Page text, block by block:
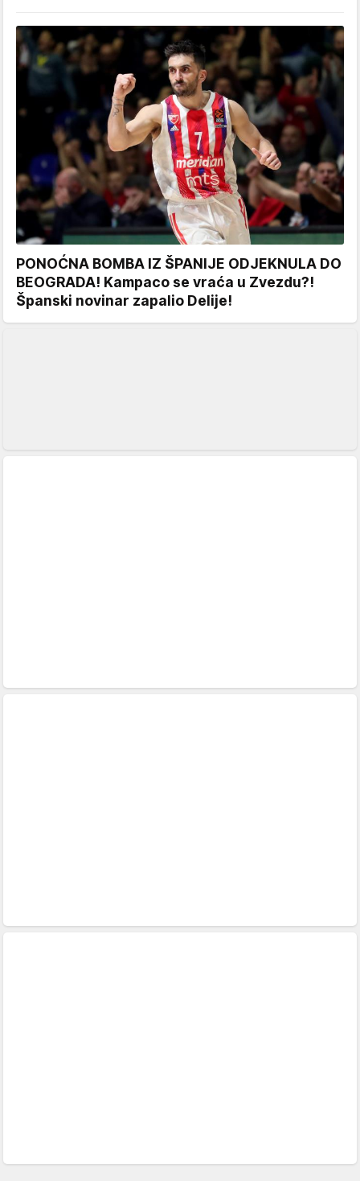
PONOĆNA BOMBA IZ ŠPANIJE ODJEKNULA DO
BEOGRADA! Kampaco se vraća u Zvezdu?!
Španski novinar zapalio Delije!